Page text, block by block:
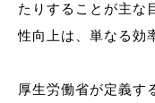
たりすることが主な
性向上は、単なる効
厚生労働省が定義す